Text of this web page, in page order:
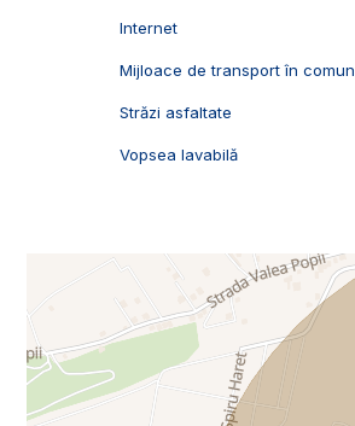
Internet
Mijloace de transport în comun
Străzi asfaltate
Vopsea lavabilă